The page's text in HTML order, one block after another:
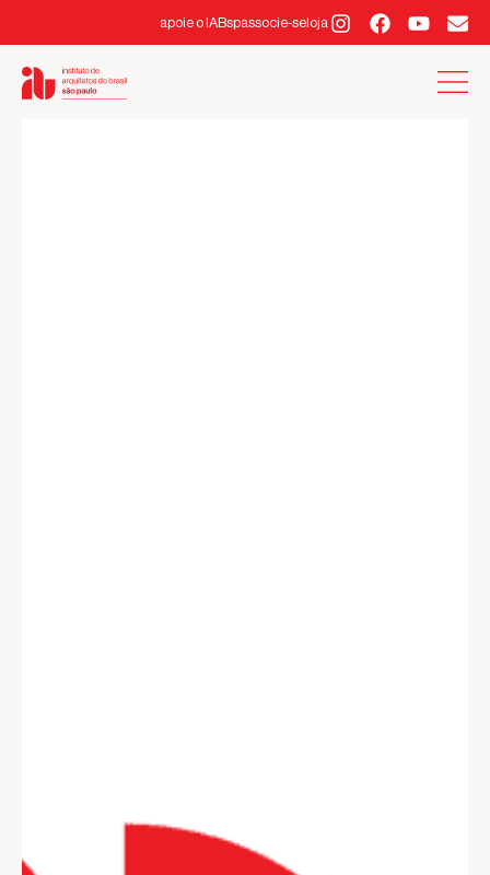
apoie o IABspassocie-seloja